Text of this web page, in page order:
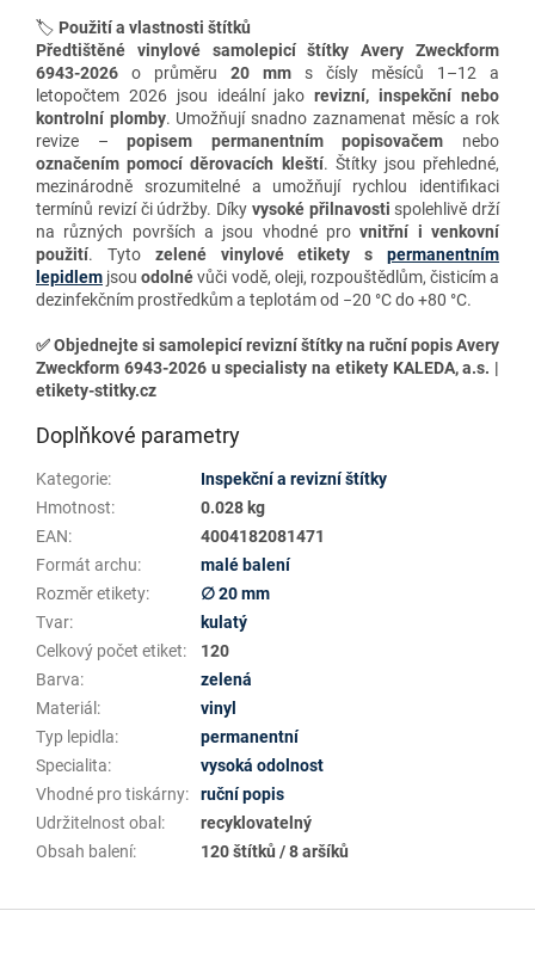
🏷️ Použití a vlastnosti štítků
Předtištěné vinylové samolepicí štítky Avery Zweckform
6943-2026 o průměru 20 mm s čísly měsíců 1–12 a
letopočtem 2026 jsou ideální jakorevizní, inspekční nebo
kontrolní plomby. Umožňují snadno zaznamenat měsíc a rok
revize – popisem permanentním popisovačem nebo
označením pomocí děrovacích kleští. Štítky jsou přehledné,
mezinárodně srozumitelné a umožňují rychlou identifikaci
termínů revizí či údržby. Díky vysoké přilnavosti spolehlivě drží
na různých površích a jsou vhodné provnitřní i venkovní
použití. Tyto zelené vinylové etikety spermanentním
lepidlem jsouodolnévůči vodě, oleji, rozpouštědlům, čisticím a
dezinfekčním prostředkům a teplotám od −20 °C do +80 °C.
✅Objednejte si samolepicí revizní štítky na ruční popis Avery
Zweckform 6943-2026 u specialisty na etikety KALEDA, a.s. |
etikety-stitky.cz
Doplňkové parametry
Kategorie:
Inspekční a revizní štítky
Hmotnost:
0.028 kg
EAN:
4004182081471
Formát archu:
malé balení
Rozměr etikety:
∅ 20 mm
Tvar:
kulatý
Celkový počet etiket:
120
Barva:
zelená
Materiál :
vinyl
Typ lepidla:
permanentní
Specialita:
vysoká odolnost
Vhodné pro tiskárny:
ruční popis
Udržitelnost obal :
recyklovatelný
Obsah balení: 120 štítků / 8 aršíků